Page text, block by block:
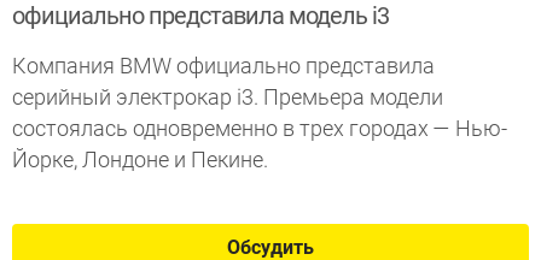
официально представила модель i3
Компания BMW официально представила
серийный электрокар i3. Премьера модели
состоялась одновременно в трех городах — Нью-
Йорке, Лондоне и Пекине.
Обсудить